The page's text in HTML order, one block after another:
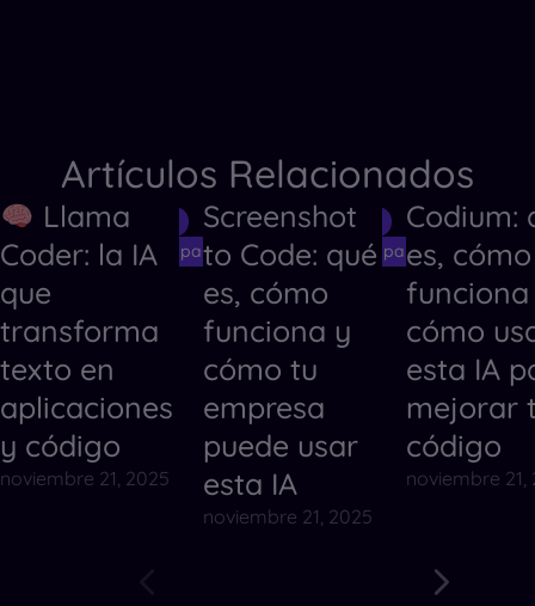
Artículos Relacionados
Herramientas de IA
Herramientas de IA para Crear Códigos
Llama
Coder: la IA
que
transforma
texto en
aplicaciones
y código
noviembre 21, 2025
Herramientas de IA
Herramientas de IA para Crear
Screenshot
to Code: qué
es, cómo
funciona y
cómo tu
empresa
puede usar
esta IA
noviembre 21, 2025
Codium:
es, cómo
cómo
esta IA
mejorar
código
noviembre 21,